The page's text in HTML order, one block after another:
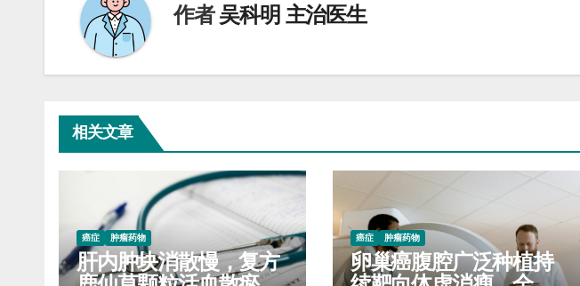
作者吴科明 主治医生
相关文章
癌症 肿瘤药物
肝内肿块消散慢，复方
癌症 肿瘤药物
卵巢癌腹腔广泛种植持